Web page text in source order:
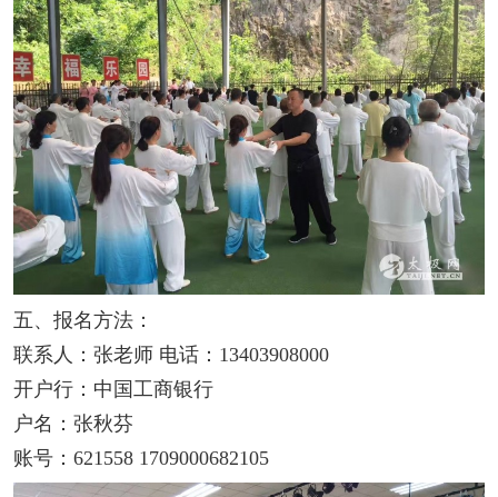
五、报名方法：
联系人：张老师 电话：13403908000
开户行：中国工商银行
户名：张秋芬
账号：621558 1709000682105